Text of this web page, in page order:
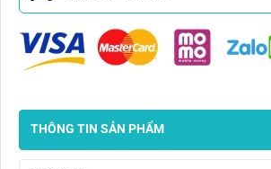
THÔNG TIN SẢN PHẨM